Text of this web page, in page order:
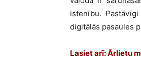
īstenību.
digitālās pasaules
Lasiet arī:Ārlietu